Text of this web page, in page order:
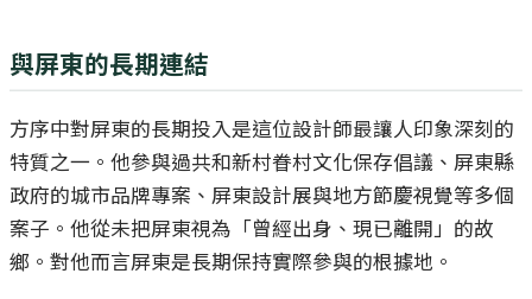
與屏東的長期連結
方序中對屏東的長期投入是這位設計師最讓人印象深刻的
特質之一。他參與過共和新村眷村文化保存倡議、屏東縣
政府的城市品牌專案、屏東設計展與地方節慶視覺等多個
案子。他從未把屏東視為「曾經出身、現已離開」的故
鄉。對他而言屏東是長期保持實際參與的根據地。